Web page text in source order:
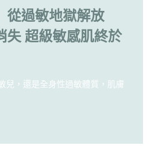
從過敏地獄解放
失 超級敏感肌終於
兒，還是全身性過敏體質，肌膚